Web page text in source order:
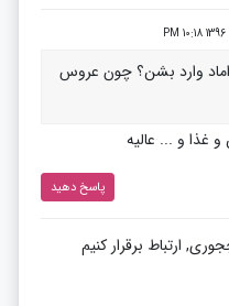
وارد بشن؟ چون عروس
و غذا و ... عالیه
پاسخ دهید
ارتباط برقرار کنیم